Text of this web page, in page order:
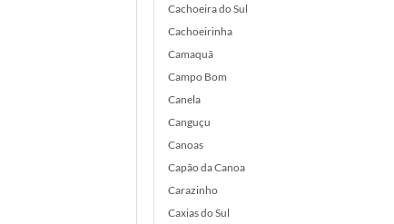
Cachoeira do Sul
Cachoeirinha
Camaquã
Campo Bom
Canela
Canguçu
Canoas
Capão da Canoa
Carazinho
Caxias do Sul